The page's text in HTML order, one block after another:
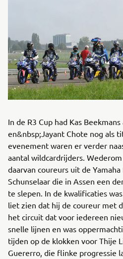
In de R3 Cup had Kas
en&nbsp;Jayant Chote nog als
evenement waren er verder
aantal wildcardrijders.
daarvan coureurs uit de
Schunselaar die in Assen een
te slepen. In de kwalificaties
liet zien dat hij de coureur met
het circuit dat voor iedereen
snelle lijnen en was
tijden op de klokken voor Thije
Guererro, die flinke progressie